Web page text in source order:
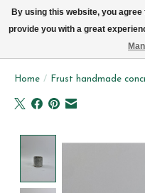
Home / Frust handmade
Product image
By using this website, you
provide you with a great